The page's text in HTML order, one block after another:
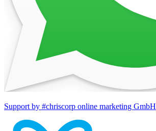
Support by #chriscorp online marketing GmbH